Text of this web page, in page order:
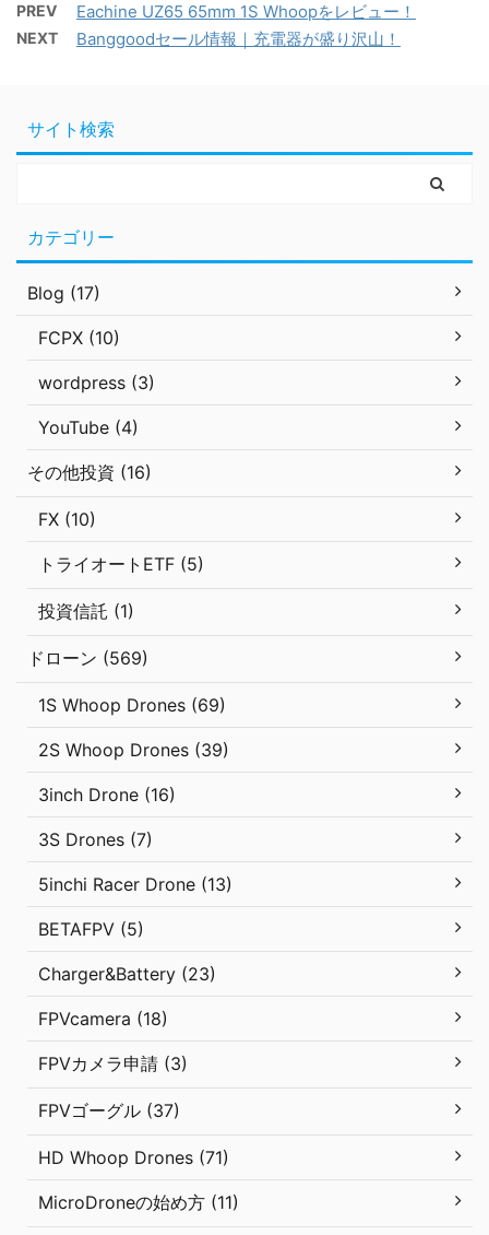
PREV Eachine UZ65 65mm 1S Whoopをレビュー！
NEXT Banggoodセール情報｜充電器が盛り沢山！
サイト検索
カテゴリー
Blog (17)
FCPX (10)
wordpress (3)
YouTube (4)
その他投資 (16)
FX (10)
トライオートETF (5)
投資信託 (1)
ドローン (569)
1S Whoop Drones (69)
2S Whoop Drones (39)
3inch Drone (16)
3S Drones (7)
5inchi Racer Drone (13)
BETAFPV (5)
Charger&Battery (23)
FPVcamera (18)
FPVカメラ申請 (3)
FPVゴーグル (37)
HD Whoop Drones (71)
MicroDroneの始め方 (11)